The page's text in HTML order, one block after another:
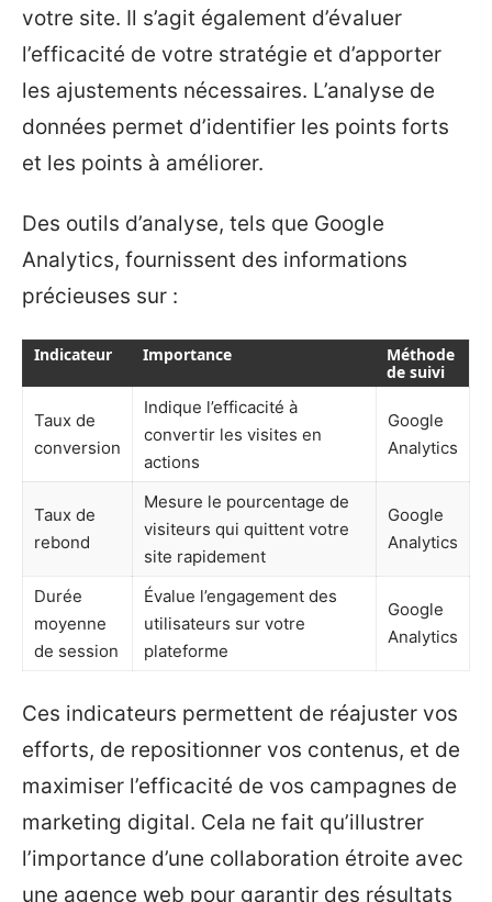
votre site. Il s’agit également d’évaluer
l’efficacité de votre stratégie et d’apporter
les ajustements nécessaires. L’analyse de
données permet d’identifier les points forts
et les points à améliorer.
Des outils d’analyse, tels que Google
Analytics, fournissent des informations
précieuses sur :
Indicateur Importance
Méthode
de suivi
Taux de
conversion
Indique l’efficacité à
convertir les visites en
actions
Google
Analytics
Taux de
rebond
Mesure le pourcentage de
visiteurs qui quittent votre
site rapidement
Google
Analytics
Durée
moyenne
de session
Évalue l’engagement des
utilisateurs sur votre
plateforme
Google
Analytics
Ces indicateurs permettent de réajuster vos
efforts, de repositionner vos contenus, et de
maximiser l’efficacité de vos campagnes de
marketing digital. Cela ne fait qu’illustrer
l’importance d’une collaboration étroite avec
une agence web pour garantir des résultats